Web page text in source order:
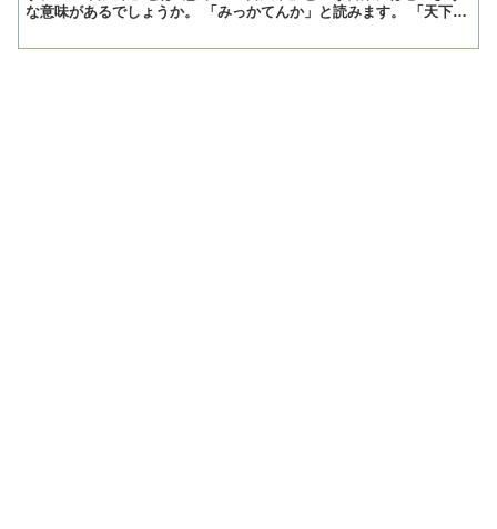
な意味があるでしょうか。 「みっかてんか」と読みます。 「天下を